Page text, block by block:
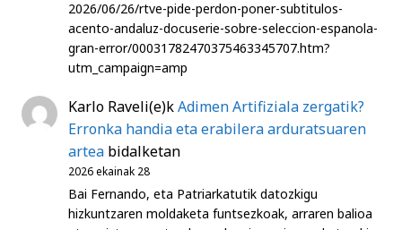
2026/06/26/rtve-pide-perdon-poner-subtitulos-
acento-andaluz-docuserie-sobre-seleccion-espanola-
gran-error/00031782470375463345707.htm?
utm_campaign=amp
Karlo Raveli(e)kAdimen Artifiziala zergatik?
Erronka handia eta erabilera arduratsuaren
artea bidalketan
2026 ekainak 28
Bai Fernando, eta Patriarkatutik datozkigu
hizkuntzaren moldaketa funtsezkoak, arraren balioa